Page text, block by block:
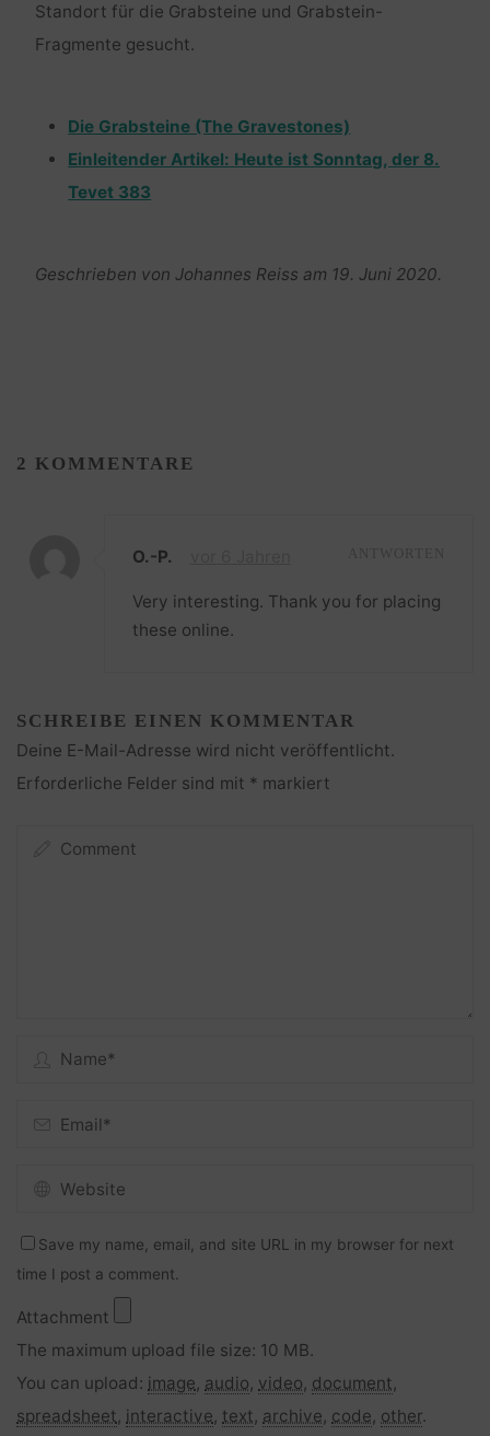
Standort für die Grabsteine und Grabstein-
Fragmente gesucht.
Die Grabsteine (The Gravestones)
Einleitender Artikel: Heute ist Sonntag, der 8.
Tevet 383
Geschrieben von Johannes Reiss am 19. Juni 2020.
2 KOMMENTARE
O.-P.
Very interesting. Thank you for placing
these online.
SCHREIBE EINEN KOMMENTAR
Deine E-Mail-Adresse wird nicht veröffentlicht.
Erforderliche Felder sind mit * markiert
Save my name, email, and site URL in my browser for next
time I post a comment.
Attachment
The maximum upload file size: 10 MB.
You can upload: image, audio, video, document,
spreadsheet, interactive, text, archive, code, other.